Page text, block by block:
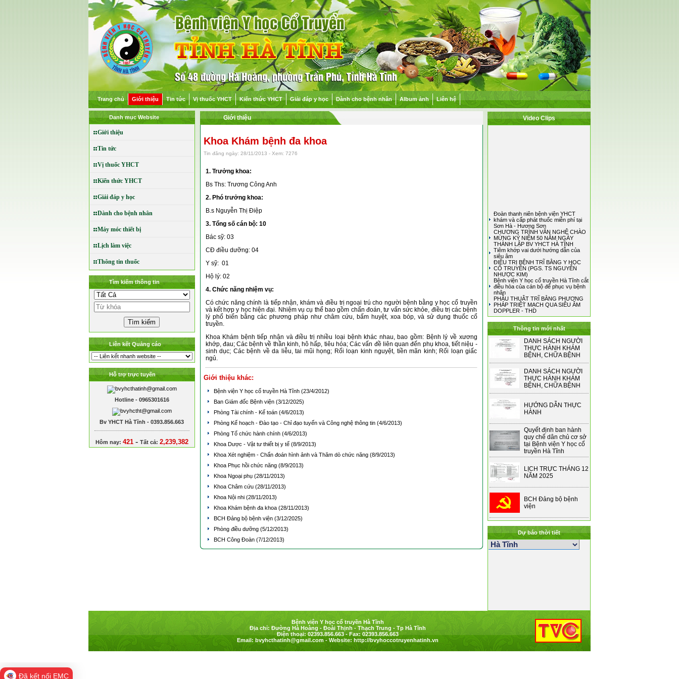
Trang chủ Giới thiệu Tin tức Vị thuốc YHCT Kiến thức YHCT Giải đáp y học Dành cho bệnh nhân Album ảnh Liên hệ
Danh mục Website
Giới thiệu
Tin tức
Vị thuốc YHCT
Kiến thức YHCT
Giải đáp y học
Dành cho bệnh nhân
Máy móc thiết bị
Lịch làm việc
Thông tin thuốc
Tìm kiếm thông tin
Liên kết Quảng cáo
Hỗ trợ trực tuyến
Hotline - 0965301616
Bv YHCT Hà Tĩnh - 0393.856.663
Hôm nay: 421- Tất cả: 2,239,382
Giới thiệu
Khoa Khám bệnh đa khoa
Tin đăng ngày: 28/11/2013 - Xem: 7276
1. Trưởng khoa:
Bs Ths: Trương Công Anh
2. Phó trưởng khoa:
B.s Nguyễn Thị Điệp
3. Tổng số cán bộ: 10
Bác sỹ: 03
CĐ điều dưỡng: 04
Y sỹ: 01
Hộ lý: 02
4. Chức năng nhiệm vụ:
Có chức năng chính là tiếp nhận, khám và điều trị ngoại trú cho người bệnh bằng y học cổ truyền
và kết hợp y học hiện đại. Nhiệm vụ cụ thể bao gồm chẩn đoán, tư vấn sức khỏe, điều trị các bệnh
lý phổ biến bằng các phương pháp như châm cứu, bấm huyệt, xoa bóp, và sử dụng thuốc cổ
truyền.
Khoa Khám bệnh tiếp nhận và điều trị nhiều loại bệnh khác nhau, bao gồm: Bệnh lý về xương
khớp, đau; Các bệnh về thần kinh, hô hấp, tiêu hóa; Các vấn đề liên quan đến phụ khoa, tiết niệu -
sinh dục; Các bệnh về da liễu, tai mũi họng; Rối loạn kinh nguyệt, tiền mãn kinh; Rối loạn giấc
ngủ.
Giới thiệu khác:
Bệnh viện Y học cổ truyền Hà Tĩnh (23/4/2012)
Ban Giám đốc Bệnh viện (3/12/2025)
Phòng Tài chính - Kế toán (4/6/2013)
Phòng Kế hoạch - Đào tạo - Chỉ đạo tuyến và Công nghệ thông tin (4/6/2013)
Phòng Tổ chức hành chính (4/6/2013)
Khoa Dược - Vật tư thiết bị y tế (8/9/2013)
Khoa Xét nghiệm - Chẩn đoán hình ảnh và Thăm dò chức năng (8/9/2013)
Khoa Phục hồi chức năng (8/9/2013)
Khoa Ngoại phụ (28/11/2013)
Khoa Châm cứu (28/11/2013)
Khoa Nội nhi (28/11/2013)
Khoa Khám bệnh đa khoa (28/11/2013)
BCH Đảng bộ bệnh viện (3/12/2025)
Phòng điều dưỡng (5/12/2013)
BCH Công Đoàn (7/12/2013)
Video Clips
Đoàn thanh niên bệnh viện YHCT
khám và cấp phát thuốc miễn phí tại
Sơn Hà - Hương Sơn
CHƯƠNG TRÌNH VĂN NGHỆ CHÀO
MỪNG KỶ NIỆM 50 NĂM NGÀY
THÀNH LẬP BV YHCT HÀ TĨNH
Tiêm khớp vai dưới hướng dẫn của
siêu âm
ĐIỀU TRỊ BỆNH TRĨ BẰNG Y HỌC
CỔ TRUYỀN (PGS. TS NGUYỄN
NHƯỢC KIM)
Bệnh viện Y học cổ truyền Hà Tĩnh cắt
điều hòa của cán bộ để phục vụ bệnh
nhân
PHẪU THUẬT TRĨ BẰNG PHƯƠNG
PHÁP TRIỆT MẠCH QUA SIÊU ÂM
DOPPLER - THD
Thông tin mới nhất
DANH SÁCH NGƯỜI
THỰC HÀNH KHÁM
BỆNH, CHỮA BỆNH
DANH SÁCH NGƯỜI
THỰC HÀNH KHÁM
BỆNH, CHỮA BỆNH
HƯỚNG DẪN THỰC
HÀNH
Quyết định ban hành
quy chế dân chủ cơ sở
tại Bệnh viện Y học cổ
truyền Hà Tĩnh
LỊCH TRỰC THÁNG 12
NĂM 2025
BCH Đảng bộ bệnh
viện
Dự báo thời tiết
Bệnh viện Y học cổ truyền Hà Tĩnh
Địa chỉ: Đường Hà Hoàng - Đoài Thịnh - Thạch Trung - Tp Hà Tĩnh
Điện thoại: 02393.856.663 - Fax: 02393.856.663
Email: bvyhcthatinh@gmail.com- Website: http://bvyhoccotruyenhatinh.vn
Đã kết nối EMC